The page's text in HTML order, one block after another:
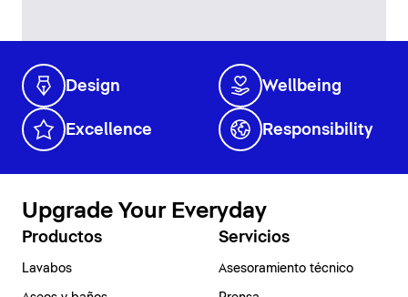
Design Wellbeing
Excellence Responsibility
Upgrade Your Everyday
Productos
Lavabos
Servicios
Asesoramiento técnico